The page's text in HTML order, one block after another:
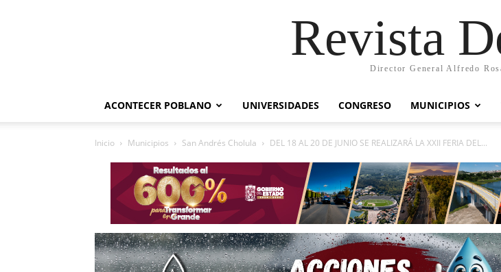
Revista
Director General Alfredo
ACONTECER POBLANO UNIVERSIDADES CONGRESO MUNICIPIOS
Inicio Municipios San Andrés Cholula DEL 18 AL 20 DE JUNIO SE REALIZARÁ LA XXII FERIA DEL...